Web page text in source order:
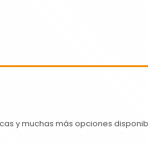
y muchas más opciones